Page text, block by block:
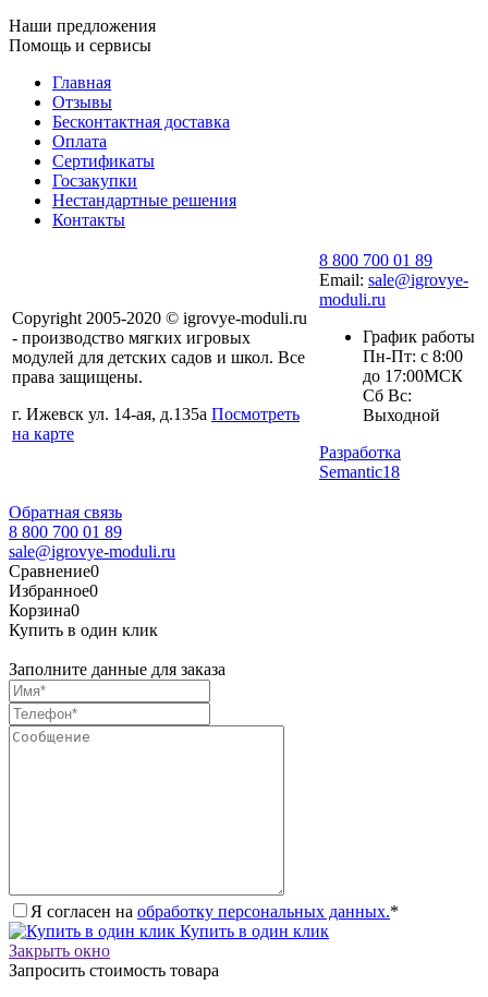
Наши предложения
Помощь и сервисы
Главная
Отзывы
Бесконтактная доставка
Оплата
Сертификаты
Госзакупки
Нестандартные решения
Контакты
Copyright 2005-2020 © igrovye-moduli.ru
- производство мягких игровых
модулей для детских садов и школ. Все
права защищены.
г. Ижевск ул. 14-ая, д.135а Посмотреть
на карте
8 800 700 01 89
Email: sale@igrovye-
moduli.ru
График работы
Пн-Пт: с 8:00
до 17:00МСК
Сб Вс:
Выходной
Разработка
Semantic18
Обратная связь
8 800 700 01 89
sale@igrovye-moduli.ru
Сравнение0
Избранное0
Корзина0
Купить в один клик
Заполните данные для заказа
Я согласен на обработку персональных данных.*
Купить в один клик
Закрыть окно
Запросить стоимость товара